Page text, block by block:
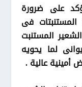
على ضرورة
فى
المستنبت
لما يحويه
أمينية عالية .